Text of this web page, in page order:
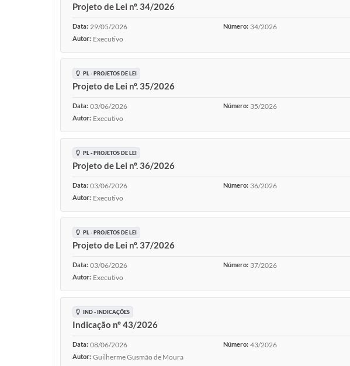
Projeto de Lei nº. 34/2026
Data: 29/05/2026 Número: 34/2026
Autor: Executivo
PL - PROJETOS DE LEI
Projeto de Lei nº. 35/2026
Data: 03/06/2026 Número: 35/2026
Autor: Executivo
PL - PROJETOS DE LEI
Projeto de Lei nº. 36/2026
Data: 03/06/2026 Número: 36/2026
Autor: Executivo
PL - PROJETOS DE LEI
Projeto de Lei nº. 37/2026
Data: 03/06/2026 Número: 37/2026
Autor: Executivo
IND - INDICAÇÕES
Indicação nº 43/2026
Data: 08/06/2026 Número: 43/2026
Autor: Guilherme Gusmão de Moura